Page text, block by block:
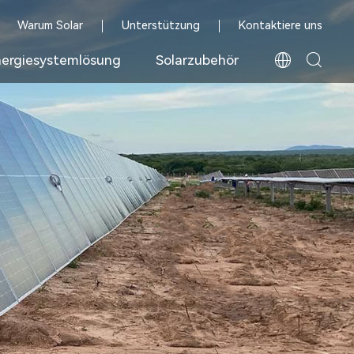
Warum Solar Unterstützung Kontaktiere uns
Solarzubehör